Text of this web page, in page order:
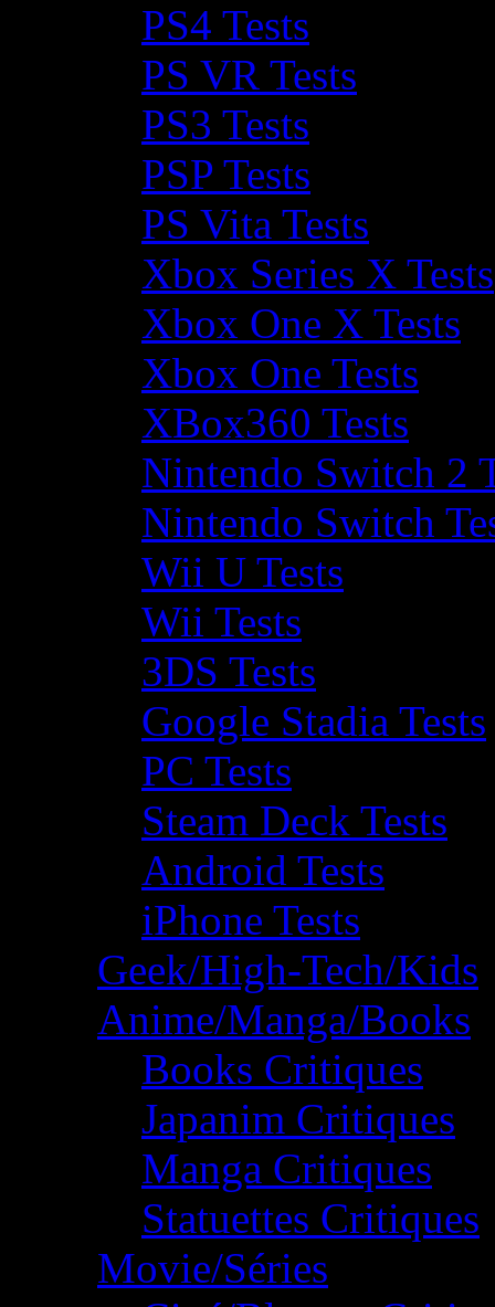
PS4 Tests
PS VR Tests
PS3 Tests
PSP Tests
PS Vita Tests
Xbox Series X Tests
Xbox One X Tests
Xbox One Tests
XBox360 Tests
Nintendo Switch 2
Nintendo Switch
Wii U Tests
Wii Tests
3DS Tests
Google Stadia Tests
PC Tests
Steam Deck Tests
Android Tests
iPhone Tests
Geek/High-Tech/Kids
Anime/Manga/Books
Books Critiques
Japanim Critiques
Manga Critiques
Statuettes Critiques
Movie/Séries